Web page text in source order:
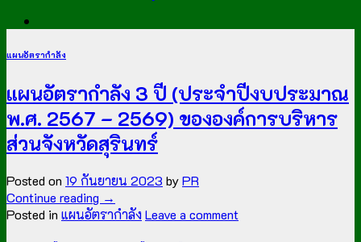
แผนอัตรากำลัง
แผนอัตรากำลัง 3 ปี (ประจำปีงบประมาณ
พ.ศ. 2567 – 2569) ขององค์การบริหาร
ส่วนจังหวัดสุรินทร์
Posted on 19 กันยายน 2023 byPR
Continue reading →
Posted in แผนอัตรากำลัง Leave a comment